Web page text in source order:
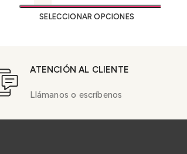
SELECCIONAR OPCIONES
ATENCIÓN AL CLIENTE
Llámanos o escríbenos